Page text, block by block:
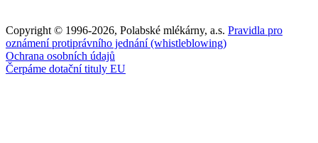
Copyright © 1996-2026, Polabské mlékárny, a.s. Pravidla pro
oznámení protiprávního jednání (whistleblowing)
Ochrana osobních údajů
Čerpáme dotační tituly EU